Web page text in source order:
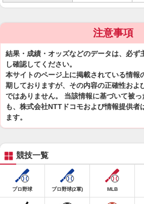
注意事項
結果・成績・オッズなどのデータは、必ず
し確認してください。
本サイトのページ上に掲載されている情報
期しておりますが、その内容の正確性およ
ではありません。 当該情報に基づいて被
も、株式会社NTTドコモおよび情報提供者
ます。
競技一覧
プロ野球 プロ野球(2軍) MLB